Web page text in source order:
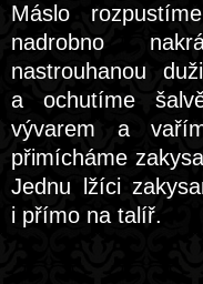
Máslo
nadrobno
nastrouhanou
a ochutíme
vývarem a
přimícháme
Jednu lžíci
i přímo na talíř.